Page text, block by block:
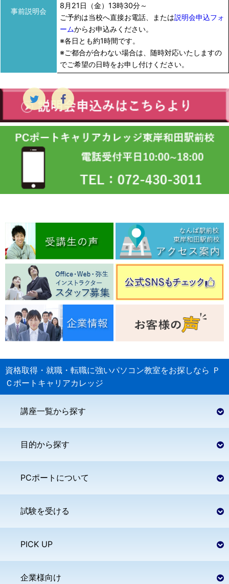
事前説明会
8月21日（金）13時30分～
ご予約は当校へ直接お電話、または説明会申込フォ
ームからお申込みください。
※各日とも約1時間です。
※ご都合が合わない場合は、随時対応いたしますの
でご希望の日時をお申し付けください。
資格取得・就職・転職に強いパソコン教室をお探しなら Ｐ
Ｃポートキャリアカレッジ
講座一覧から探す
目的から探す
PCポートについて
試験を受ける
PICK UP
企業様向け